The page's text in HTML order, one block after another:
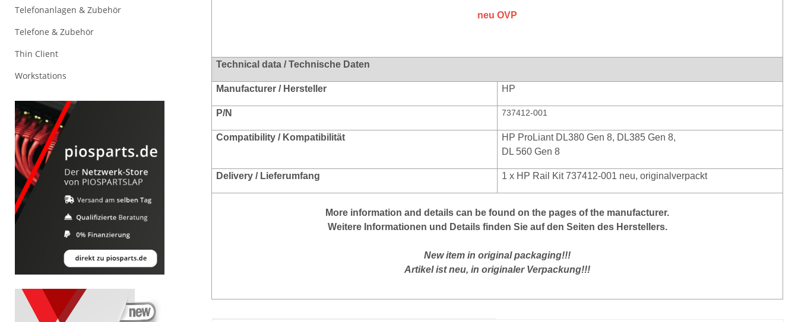
neu OVP
Technical data / Technische Daten
Manufacturer / Hersteller HP
P/N 737412-001
Compatibility / Kompatibilität
HP ProLiant DL380 Gen 8, DL385 Gen 8,
DL 560 Gen 8
Delivery / Lieferumfang 1 x HP Rail Kit 737412-001 neu, originalverpackt
More information and details can be found on the pages of the manufacturer.
Weitere Informationen und Details finden Sie auf den Seiten des Herstellers.
New item in original packaging!!!
Artikel ist neu, in originaler Verpackung!!!
Telefonanlagen & Zubehör
Telefone & Zubehör
Thin Client
Workstations